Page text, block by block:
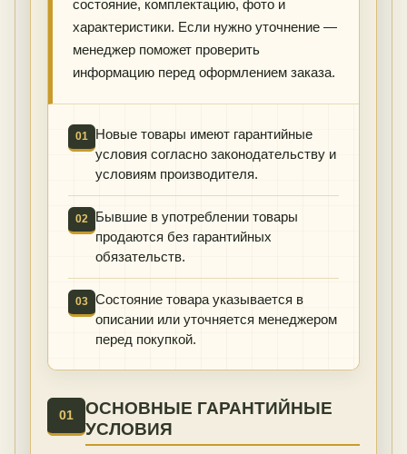
состояние, комплектацию, фото и
характеристики. Если нужно уточнение —
менеджер поможет проверить
информацию перед оформлением заказа.
01
Новые товары имеют гарантийные
условия согласно законодательству и
условиям производителя.
02
Бывшие в употреблении товары
продаются без гарантийных
обязательств.
03 Состояние товара указывается в
описании или уточняется менеджером
перед покупкой.
01
ОСНОВНЫЕ ГАРАНТИЙНЫЕ
УСЛОВИЯ